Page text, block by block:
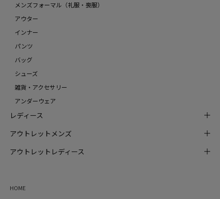
メンズフォーマル（礼服・喪服）
アウター
インナー
パンツ
バッグ
シューズ
雑貨・アクセサリー
アンダーウェア
レディース
アウトレットメンズ
アウトレットレディース
HOME